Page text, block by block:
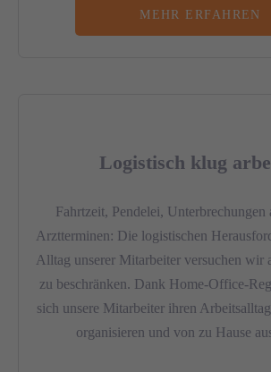
MEHR ERFAHREN
Logistisch klug
Fahrtzeit, Pendelei, Unterbrechungen
Arztterminen: Die logistischen
Alltag unserer Mitarbeiter versuchen wir
zu beschränken. Dank Home-Office-
sich unsere Mitarbeiter ihren
organisieren und von zu Hause